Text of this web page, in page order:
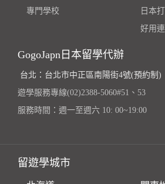
專門學校
日本
好用
GogoJapn日本留學代辦
台北：台北市中正區南陽街4號(預約制)
遊學服務專線(02)2388-5060#51、53
服務時間：週一至週六 10: 00~19:00
留遊學城市